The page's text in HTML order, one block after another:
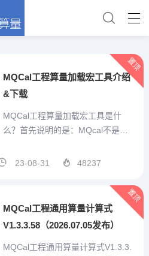
MQCal工程算量加载宏工具介绍
&下载
MQCal工程算量加载宏工具是什
么？首先说明的是：MQcal不是一
值工具。他是我本人结合手工算量
算量表格自己设计、重复项目便捷
输入、特殊标记、汇总统计、打印
或打印为pdf、造价预估...
23-08-31 48237
置顶
MQCal工程通用算量计算式
V1.3.3.58（2026.07.05发布）
MQCal工程通用算量计算式V1.3.3.
置顶